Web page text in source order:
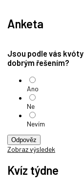
Anketa
Jsou podle vás
dobrým řešením?
Ano
Ne
Nevím
Odpověz
Zobraz výsledek
Kvíz týdne